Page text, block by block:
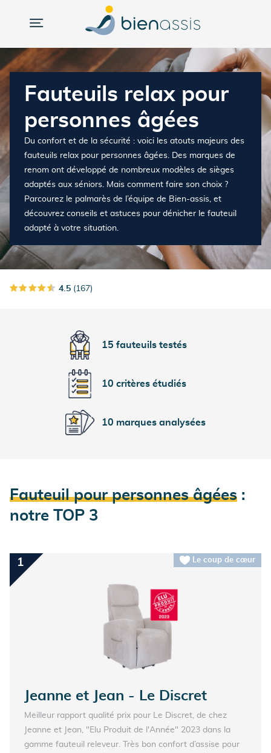
Fauteuils relax pour
personnes âgées
Du confort et de la sécurité : voici les atouts majeurs des
fauteuils relax pour personnes âgées. Des marques de
renom ont développé de nombreux modèles de sièges
adaptés aux séniors. Mais comment faire son choix ?
Parcourez le palmarès de l’équipe de Bien-assis, et
découvrez conseils et astuces pour dénicher le fauteuil
adapté à votre situation.
4.5 (167)
15 fauteuils testés
10 critères étudiés
10 marques analysées
Fauteuil pour personnes âgées :
notre TOP 3
1 Le coup de cœur
Jeanne et Jean - Le Discret
Meilleur rapport qualité prix pour Le Discret, de chez
Jeanne et Jean, "Elu Produit de l'Année" 2023 dans la
gamme fauteuil releveur. Très bon confort d’assise pour